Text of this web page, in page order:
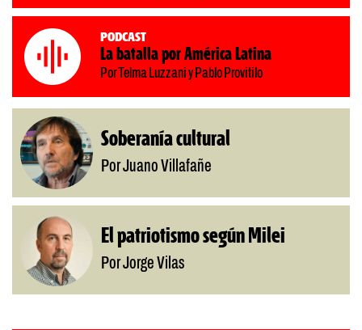
Podcast
La batalla por América Latina
Por Telma Luzzani y Pablo Provitilo
Soberanía cultural
Por Juano Villafañe
El patriotismo según Milei
Por Jorge Vilas